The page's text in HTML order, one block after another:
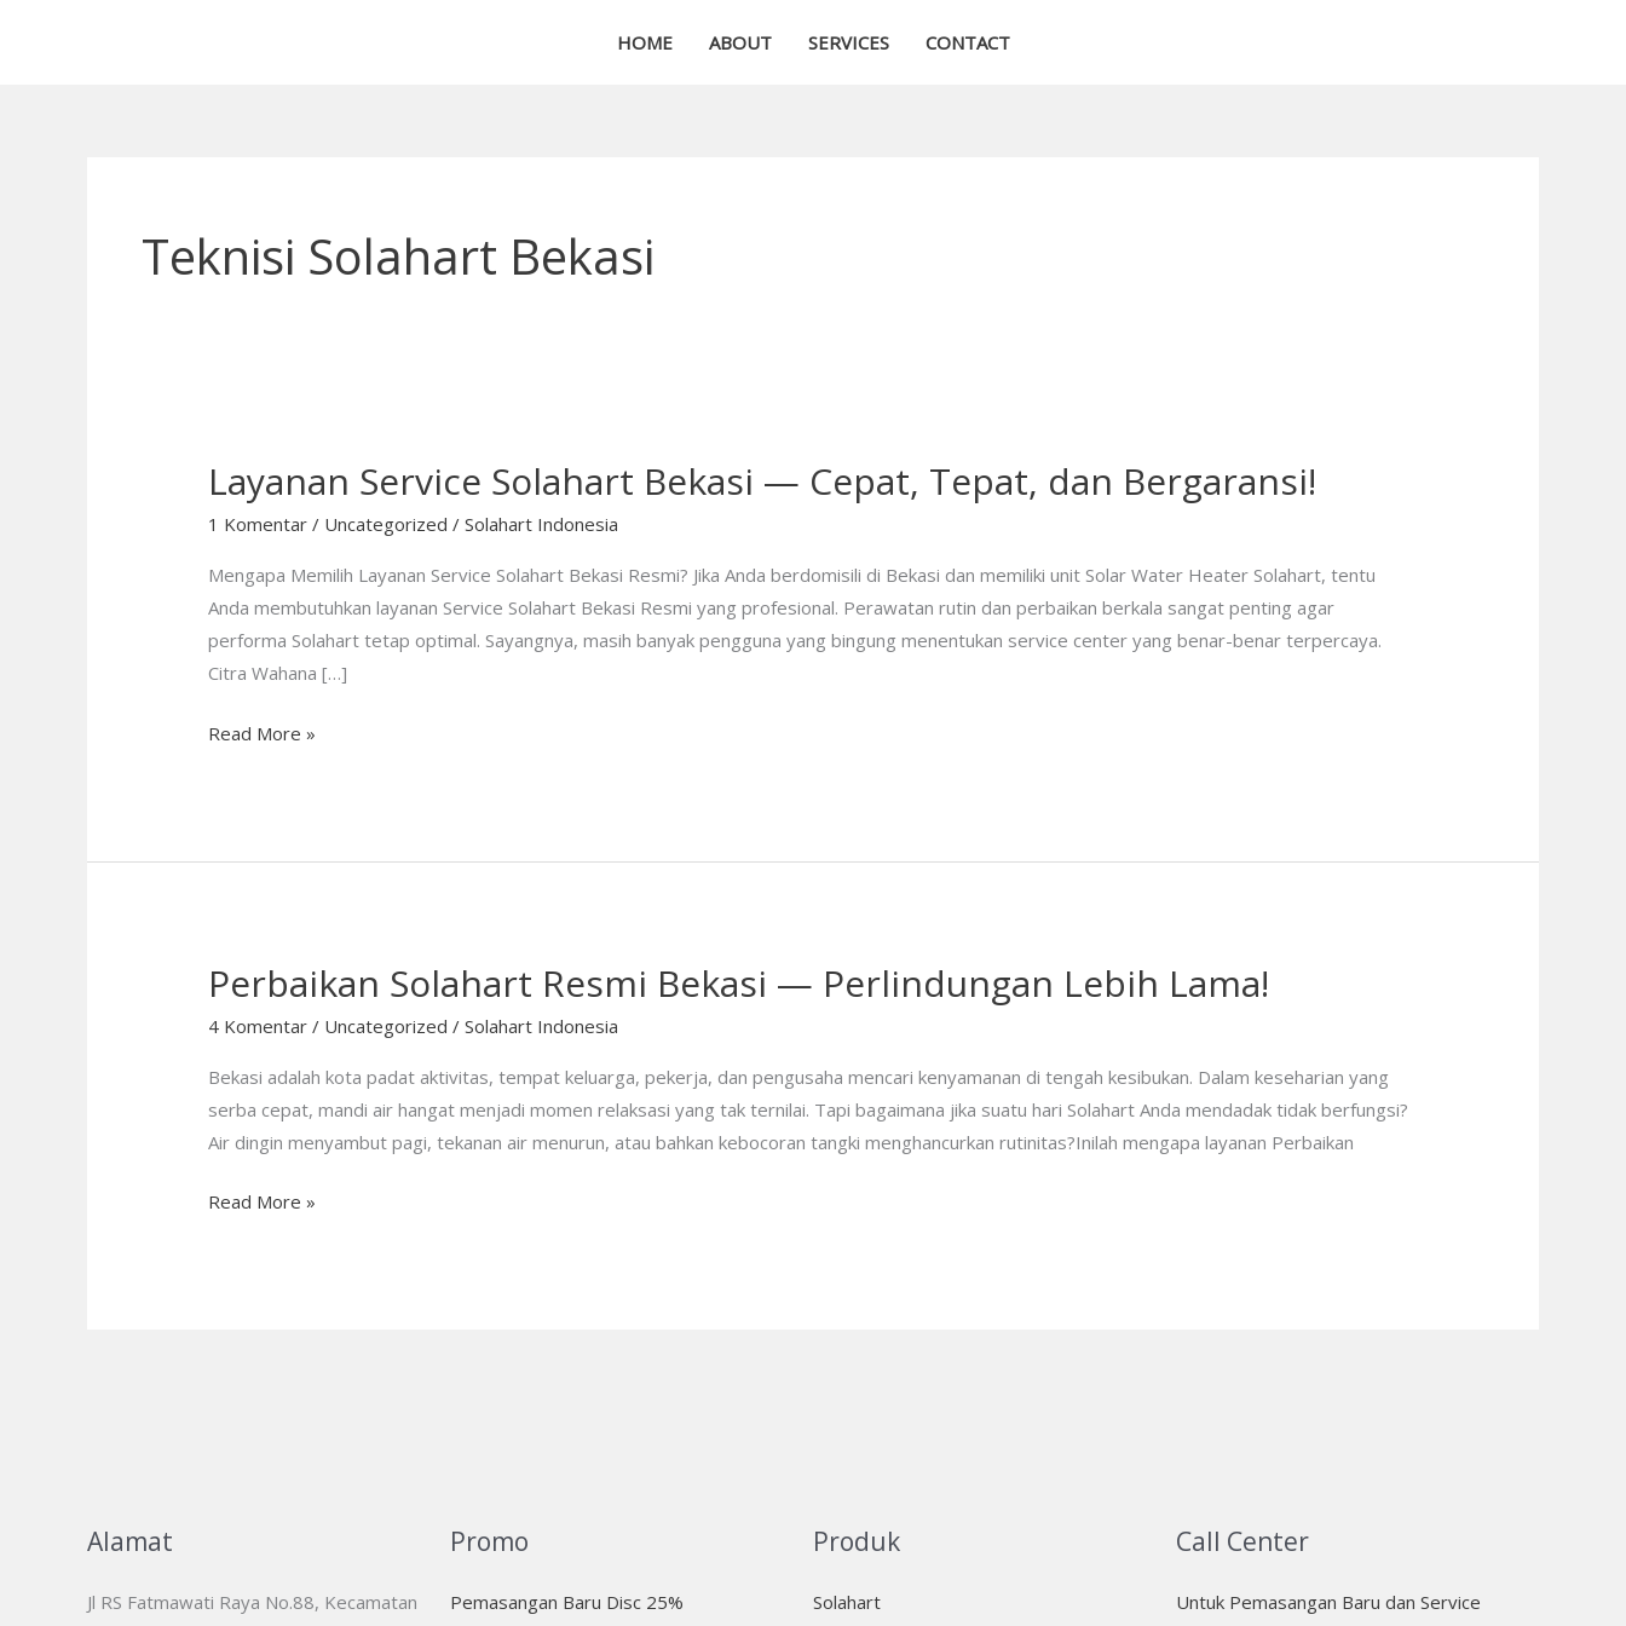
HOME ABOUT SERVICES CONTACT
Teknisi Solahart Bekasi
Layanan Service Solahart Bekasi — Cepat, Tepat, dan Bergaransi!
1 Komentar / Uncategorized /Solahart Indonesia
Mengapa Memilih Layanan Service Solahart Bekasi Resmi? Jika Anda berdomisili di Bekasi dan memiliki unit Solar Water Heater Solahart, tentu
Anda membutuhkan layanan Service Solahart Bekasi Resmi yang profesional. Perawatan rutin dan perbaikan berkala sangat penting agar
performa Solahart tetap optimal. Sayangnya, masih banyak pengguna yang bingung menentukan service center yang benar-benar terpercaya.
Citra Wahana […]
Layanan
Service
Solahart
Bekasi
—
Cepat,
Tepat,
Bergaransi!
Read More »
Perbaikan Solahart Resmi Bekasi — Perlindungan Lebih Lama!
4 Komentar / Uncategorized /Solahart Indonesia
Bekasi adalah kota padat aktivitas, tempat keluarga, pekerja, dan pengusaha mencari kenyamanan di tengah kesibukan. Dalam keseharian yang
serba cepat, mandi air hangat menjadi momen relaksasi yang tak ternilai. Tapi bagaimana jika suatu hari Solahart Anda mendadak tidak berfungsi?
Air dingin menyambut pagi, tekanan air menurun, atau bahkan kebocoran tangki menghancurkan rutinitas?Inilah mengapa layanan Perbaikan
Perbaikan
Resmi
Bekasi
— Perlindungan
Lebih
Read More »
Alamat
Jl RS Fatmawati Raya No.88, Kecamatan
Promo
Pemasangan Baru Disc 25%
Produk
Solahart
Call Center
Untuk Pemasangan Baru dan Service